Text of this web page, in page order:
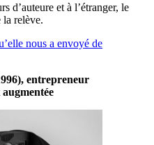
d’auteure et à l’étranger, le
relève.
nous a envoyé de
entrepreneur